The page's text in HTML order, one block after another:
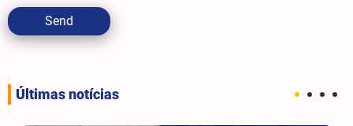
Send
Últimas notícias